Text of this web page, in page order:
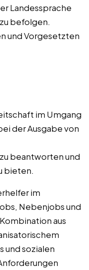
Landessprache
befolgen.
und Vorgesetzten
im Umgang
der Ausgabe von
beantworten und
bieten.
im
Nebenjobs und
aus
und sozialen